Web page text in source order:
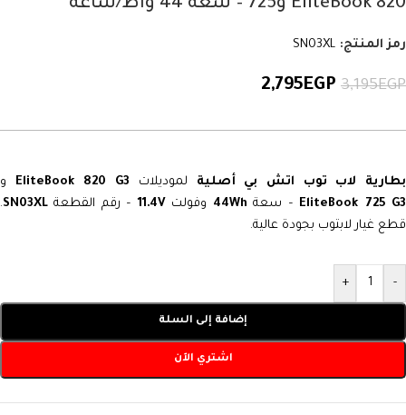
EliteBook 820 و725 – سعة 44 واط/ساعة
رمز المنتج: SN03XL
3,195EGP
2,795EGP
بطارية لاب توب اتش بي أصلية لموديلات EliteBook 820 G3 و
EliteBook 725 G3 – سعة 44Wh وفولت 11.4V – رقم القطعة SN03XL
.
قطع غيار لابتوب بجودة عالية.
-
+
إضافة إلى السلة
اشتري الآن